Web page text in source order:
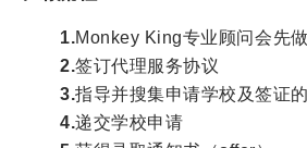
1.Monkey King专业顾问会先
2.签订代理服务协议
3.指导并搜集申请学校及签证
4.递交学校申请